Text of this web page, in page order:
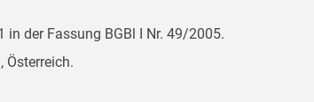
der Fassung BGBl I Nr. 49/2005.
Österreich.